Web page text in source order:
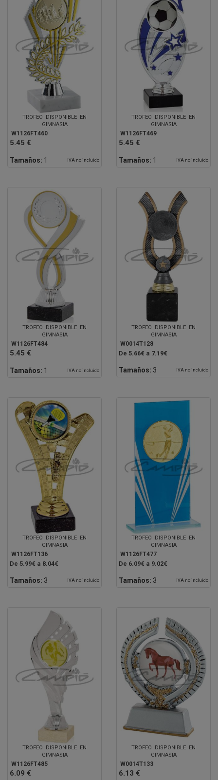
TROFEO DISPONIBLE EN
GIMNASIA
W1126FT460
5.45 €
Tamaños: 1 IVA no incluido
TROFEO DISPONIBLE EN
GIMNASIA
W1126FT469
5.45 €
Tamaños: 1 IVA no incluido
TROFEO DISPONIBLE EN
GIMNASIA
W1126FT484
5.45 €
Tamaños: 1 IVA no incluido
TROFEO DISPONIBLE EN
GIMNASIA
W0014T128
De 5.66€ a 7.19€
Tamaños: 3 IVA no incluido
TROFEO DISPONIBLE EN
GIMNASIA
W1126FT136
De 5.99€ a 8.04€
Tamaños: 3 IVA no incluido
TROFEO DISPONIBLE EN
GIMNASIA
W1126FT477
De 6.09€ a 9.02€
Tamaños: 3 IVA no incluido
TROFEO DISPONIBLE EN
GIMNASIA
W1126FT485
6.09 €
TROFEO DISPONIBLE EN
GIMNASIA
W0014T133
6.13 €